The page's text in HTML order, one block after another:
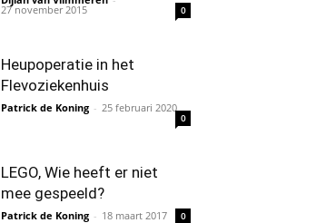
27 november 2015 0
Heupoperatie in het
Flevoziekenhuis
Patrick de Koning - 25 februari 2020
0
LEGO, Wie heeft er niet
mee gespeeld?
Patrick de Koning - 18 maart 2017 0